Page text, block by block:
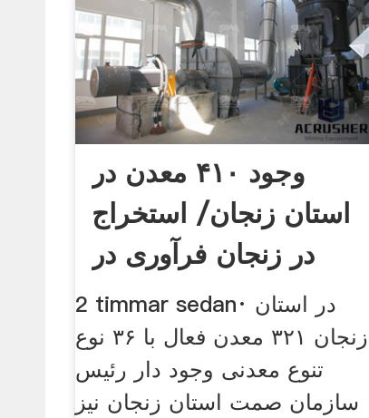
وجود ۴۱۰ معدن در
استان زنجان/ استخراج
در زنجان فرآوری در
2 timmar sedan· در استان
زنجان ۳۲۱ معدن فعال با ۳۶ نوع
تنوع معدنی وجود دار رئیس
سازمان صمت استان زنجان نیز